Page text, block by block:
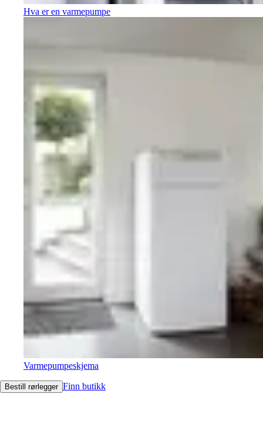
Hva er en varmepumpe
Varmepumpeskjema
Bestill rørlegger Finn butikk